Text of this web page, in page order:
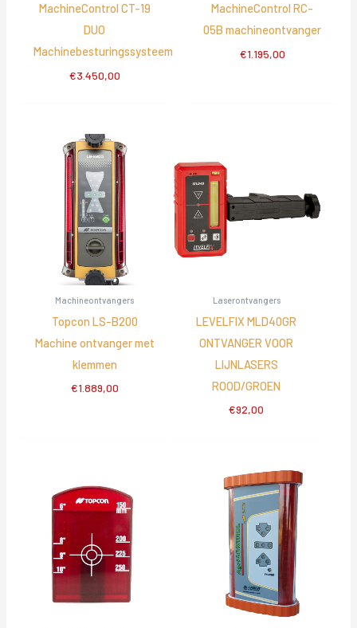
MachineControl CT-19
DUO
Machinebesturingssysteem
€3.450,00
MachineControl RC-
05B machineontvanger
€1.195,00
Machineontvangers
Topcon LS-B200
Machine ontvanger met
klemmen
€1.889,00
Laserontvangers
LEVELFIX MLD40GR
ONTVANGER VOOR
LIJNLASERS
ROOD/GROEN
€92,00